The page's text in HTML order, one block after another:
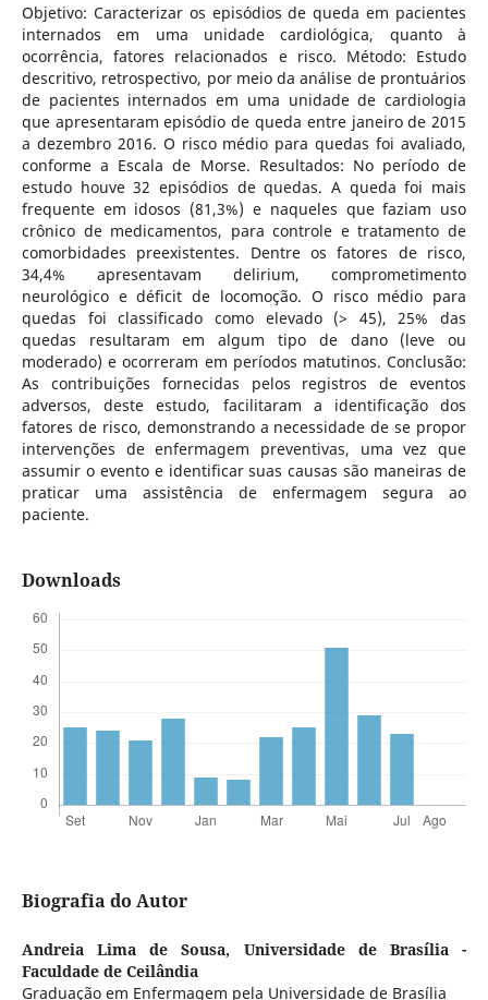
Objetivo: Caracterizar os episódios de queda em pacientes
internados em uma unidade cardiológica, quanto à
ocorrência, fatores relacionados e risco. Método: Estudo
descritivo, retrospectivo, por meio da análise de prontuários
de pacientes internados em uma unidade de cardiologia
que apresentaram episódio de queda entre janeiro de 2015
a dezembro 2016. O risco médio para quedas foi avaliado,
conforme a Escala de Morse. Resultados: No período de
estudo houve 32 episódios de quedas. A queda foi mais
frequente em idosos (81,3%) e naqueles que faziam uso
crônico de medicamentos, para controle e tratamento de
comorbidades preexistentes. Dentre os fatores de risco,
34,4% apresentavam delirium, comprometimento
neurológico e déficit de locomoção. O risco médio para
quedas foi classificado como elevado (> 45), 25% das
quedas resultaram em algum tipo de dano (leve ou
moderado) e ocorreram em períodos matutinos. Conclusão:
As contribuições fornecidas pelos registros de eventos
adversos, deste estudo, facilitaram a identificação dos
fatores de risco, demonstrando a necessidade de se propor
intervenções de enfermagem preventivas, uma vez que
assumir o evento e identificar suas causas são maneiras de
praticar uma assistência de enfermagem segura ao
paciente.
Downloads
Biografia do Autor
Andreia Lima de Sousa, Universidade de Brasília -
Faculdade de Ceilândia
Graduação em Enfermagem pela Universidade de Brasília